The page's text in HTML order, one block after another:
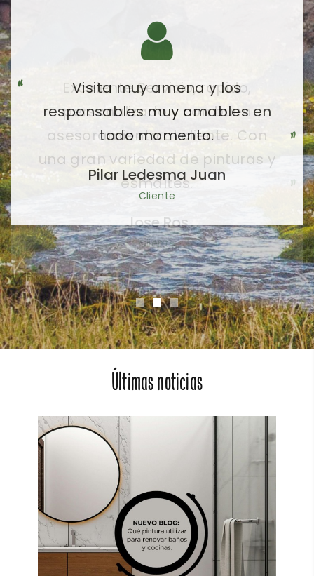
Visita muy amena y los
responsables muy amables en
todo momento.
Pilar Ledesma Juan
Cliente
Últimas noticias